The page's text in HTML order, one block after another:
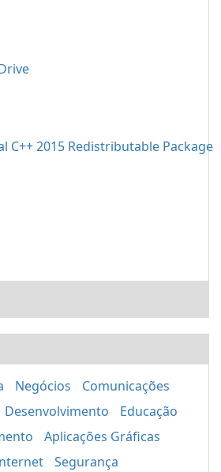
Negócios
Comunicações
Desenvolvimento
Educação
Aplicações Gráficas
Segurança